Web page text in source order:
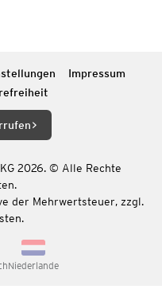
Impressum
2026. © Alle Rechte
der Mehrwertsteuer, zzgl.
Niederlande